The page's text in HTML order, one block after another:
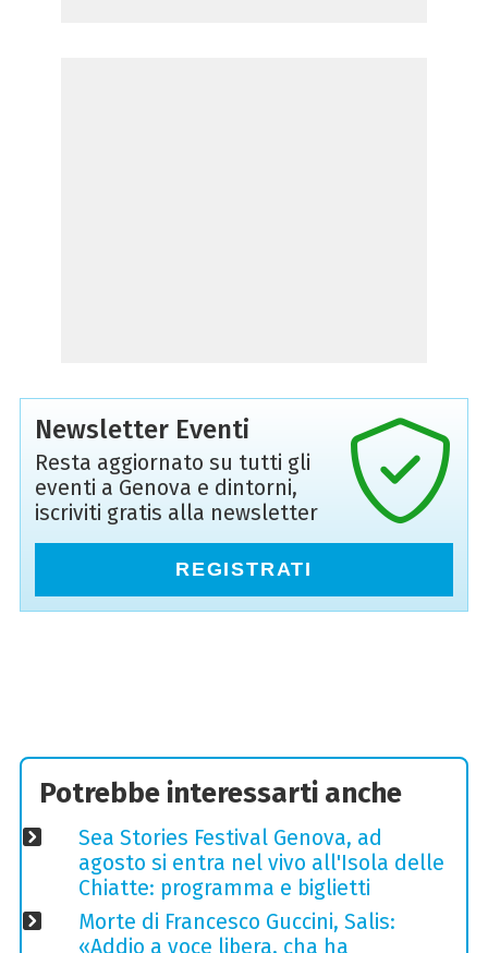
Newsletter Eventi
Resta aggiornato su tutti gli
eventi a Genova e dintorni,
iscriviti gratis alla newsletter
REGISTRATI
Potrebbe interessarti anche
Sea Stories Festival Genova, ad
agosto si entra nel vivo all'Isola delle
Chiatte: programma e biglietti
Morte di Francesco Guccini, Salis:
«Addio a voce libera, cha ha